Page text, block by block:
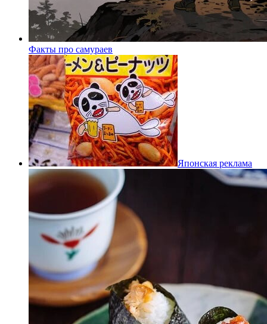
Факты про самураев
Японская реклама